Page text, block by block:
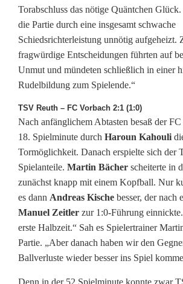
Torabschluss das nötige Quäntchen
die Partie durch eine insgesamt schwache
Schiedsrichterleistung unnötig aufgeheizt.
fragwürdige Entscheidungen führten auf
Unmut und mündeten schließlich in einer
Rudelbildung zum Spielende.“
TSV Reuth – FC Vorbach 2:1 (1:0)
Nach anfänglichem Abtasten besaß der
18. Spielminute durch Haroun Kahouli
Tormöglichkeit. Danach erspielte sich der
Spielanteile. Martin Bächer scheiterte in
zunächst knapp mit einem Kopfball. Nur
es dann Andreas Kische besser, der nach
Manuel Zeitler zur 1:0-Führung
erste Halbzeit.“ Sah es Spielertrainer
Partie. „Aber danach haben wir den
Ballverluste wieder besser ins Spiel
Denn in der 52.Spielminute konnte zwar